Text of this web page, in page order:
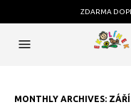
ZDARMA
MONTHLY ARCHIVES: